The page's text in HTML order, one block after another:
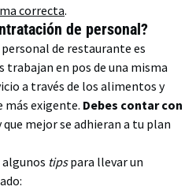
correcta.
de personal?
de restaurantees
en pos de una misma
a través de los alimentos y
exigente. Debes contar con
que mejor se adhieran a tu plan
tips para llevar un